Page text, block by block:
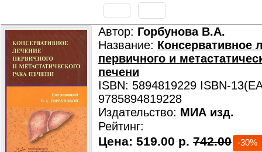
Автор: Горбунова В.А.
Название: Консервативное
первичного и
печени
ISBN: 5894819229 ISBN-
9785894819228
Издательство: МИА изд.
Рейтинг:
Цена: 519.00 р. 742.00 -30%